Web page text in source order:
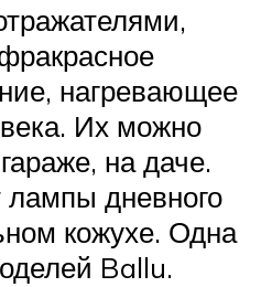
нагревающее
Их можно
на даче.
дневного
кожухе. Одна
Ballu.